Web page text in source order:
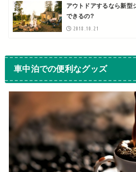
アウトドアするなら新型
できるの?
2018.10.21
車中泊での便利なグッズ